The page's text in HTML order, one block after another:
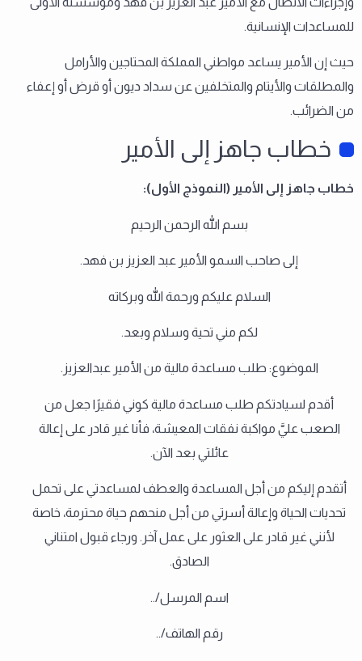
للمساعدات الإنسانية.
حيث إن الأمير يساعد مواطني المملكة المحتاجين والأرامل
والمطلقات والأيتام والمتخلفين عن سداد ديون أو قرض أو إعفاء
من الضرائب.
خطاب جاهز إلى الأمير
خطاب جاهز إلى الأمير (النموذج الأول):
بسم الله الرحمن الرحيم
إلى صاحب السمو الأمير عبد العزيز بن فهد.
السلام عليكم ورحمة الله وبركاته
لكم مني تحية وسلام وبعد.
الموضوع: طلب مساعدة مالية من الأمير عبدالعزيز.
أقدم لسيادتكم طلب مساعدة مالية كوني فقيرًا جعل من
الصعب عليَّ مواكبة نفقات المعيشة، فأنا غير قادر على إعالة
عائلتي بعد الآن.
أتقدم إليكم من أجل المساعدة والعطف لمساعدتي على تحمل
تحديات الحياة وإعالة أسرتي من أجل منحهم حياة محترمة، خاصة
لأنني غير قادر على العثور على عمل آخر. ورجاء قبول امتناني
الصادق.
اسم المرسل/..
رقم الهاتف/..